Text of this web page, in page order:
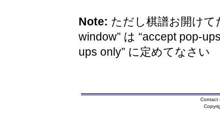
Note: ただし棋譜お開けて
window” は “accept pop-
ups only” に定めてなさい
Contact